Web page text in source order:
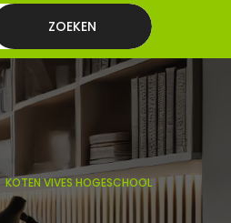
ZOEKEN
KOTEN VIVES HOGESCHOOL